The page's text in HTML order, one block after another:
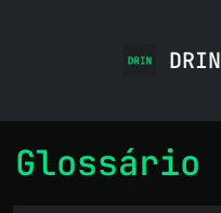
DRIN
Glossário